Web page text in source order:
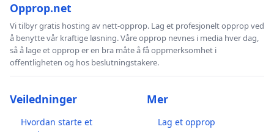
Opprop.net
Vi tilbyr gratis hosting av nett-opprop. Lag et profesjonelt opprop ved
å benytte vår kraftige løsning. Våre opprop nevnes i media hver dag,
så å lage et opprop er en bra måte å få oppmerksomhet i
offentligheten og hos beslutningstakere.
Veiledninger
Hvordan starte et
Mer
Lag et opprop